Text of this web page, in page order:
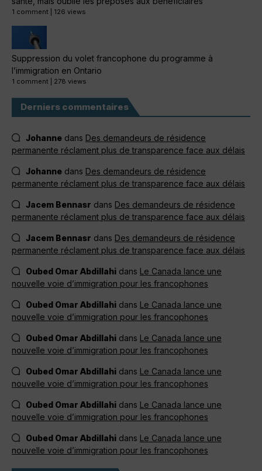
1 comment 126 views
Suppression du volet francophone du programme à
l’immigration en Ontario
1 comment 278 views
Derniers commentaires
Johanne dans Des demandeurs de résidence
permanente réclament plus de transparence face aux délais
Johanne dans Des demandeurs de résidence
permanente réclament plus de transparence face aux délais
Jacem Bennasr dans Des demandeurs de résidence
permanente réclament plus de transparence face aux délais
Jacem Bennasr dans Des demandeurs de résidence
permanente réclament plus de transparence face aux délais
Oubed Omar Abdillahi dans Le Canada lance une
nouvelle voie d’immigration pour les francophones
Oubed Omar Abdillahi dans Le Canada lance une
nouvelle voie d’immigration pour les francophones
Oubed Omar Abdillahi dans Le Canada lance une
nouvelle voie d’immigration pour les francophones
Oubed Omar Abdillahi dans Le Canada lance une
nouvelle voie d’immigration pour les francophones
Oubed Omar Abdillahi dans Le Canada lance une
nouvelle voie d’immigration pour les francophones
Oubed Omar Abdillahi dans Le Canada lance une
nouvelle voie d’immigration pour les francophones